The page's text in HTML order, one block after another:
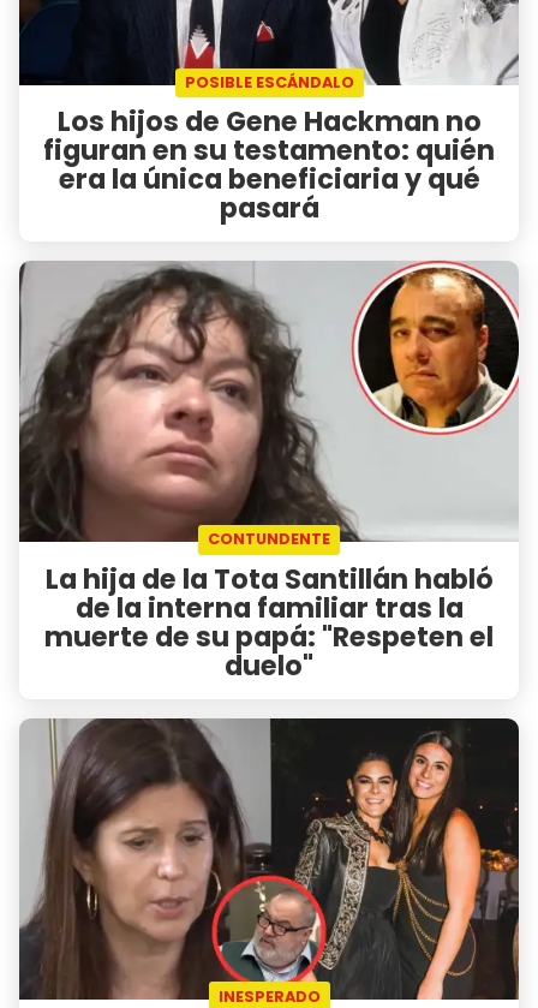
POSIBLE ESCÁNDALO
Los hijos de Gene Hackman no
figuran en su testamento: quién
era la única beneficiaria y qué
pasará
CONTUNDENTE
La hija de la Tota Santillán habló
de la interna familiar tras la
muerte de su papá: "Respeten el
duelo"
INESPERADO